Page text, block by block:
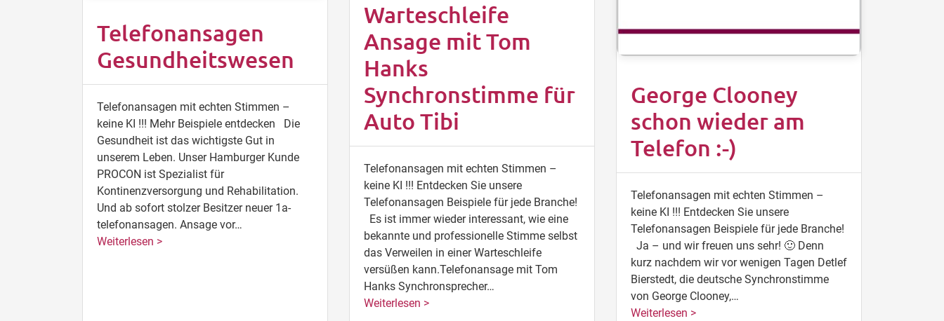
Telefonansagen
Gesundheitswesen
Telefonansagen mit echten Stimmen –
keine KI !!! Mehr Beispiele entdecken Die
Gesundheit ist das wichtigste Gut in
unserem Leben. Unser Hamburger Kunde
PROCON ist Spezialist für
Kontinenzversorgung und Rehabilitation.
Und ab sofort stolzer Besitzer neuer 1a-
telefonansagen. Ansage vor…
Weiterlesen >
Warteschleife
Ansage mit Tom
Hanks
Synchronstimme für
Auto Tibi
Telefonansagen mit echten Stimmen –
keine KI !!! Entdecken Sie unsere
Telefonansagen Beispiele für jede Branche!
Es ist immer wieder interessant, wie eine
bekannte und professionelle Stimme selbst
das Verweilen in einer Warteschleife
versüßen kann.Telefonansage mit Tom
Hanks Synchronsprecher…
Weiterlesen >
George Clooney
schon wieder am
Telefon :-)
Telefonansagen mit echten Stimmen –
keine KI !!! Entdecken Sie unsere
Telefonansagen Beispiele für jede Branche!
Ja – und wir freuen uns sehr! 🙂 Denn
kurz nachdem wir vor wenigen Tagen Detlef
Bierstedt, die deutsche Synchronstimme
von George Clooney,…
Weiterlesen >